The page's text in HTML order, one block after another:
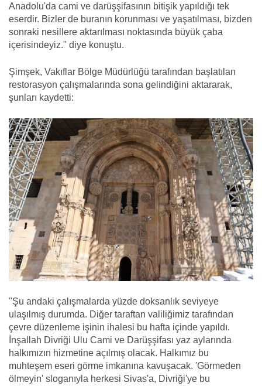
Anadolu'da cami ve darüşşifasının bitişik yapıldığı tek
eserdir. Bizler de buranın korunması ve yaşatılması, bizden
sonraki nesillere aktarılması noktasında büyük çaba
içerisindeyiz." diye konuştu.
Şimşek, Vakıflar Bölge Müdürlüğü tarafından başlatılan
restorasyon çalışmalarında sona gelindiğini aktararak,
şunları kaydetti:
"Şu andaki çalışmalarda yüzde doksanlık seviyeye
ulaşılmış durumda. Diğer taraftan valiliğimiz tarafından
çevre düzenleme işinin ihalesi bu hafta içinde yapıldı.
İnşallah Divriği Ulu Cami ve Darüşşifası yaz aylarında
halkımızın hizmetine açılmış olacak. Halkımız bu
muhteşem eseri görme imkanına kavuşacak. 'Görmeden
ölmeyin' sloganıyla herkesi Sivas'a, Divriği'ye bu